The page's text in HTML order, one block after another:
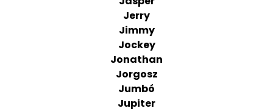
Jerry
Jimmy
Jockey
Jonathan
Jorgosz
Jumbó
Jupiter